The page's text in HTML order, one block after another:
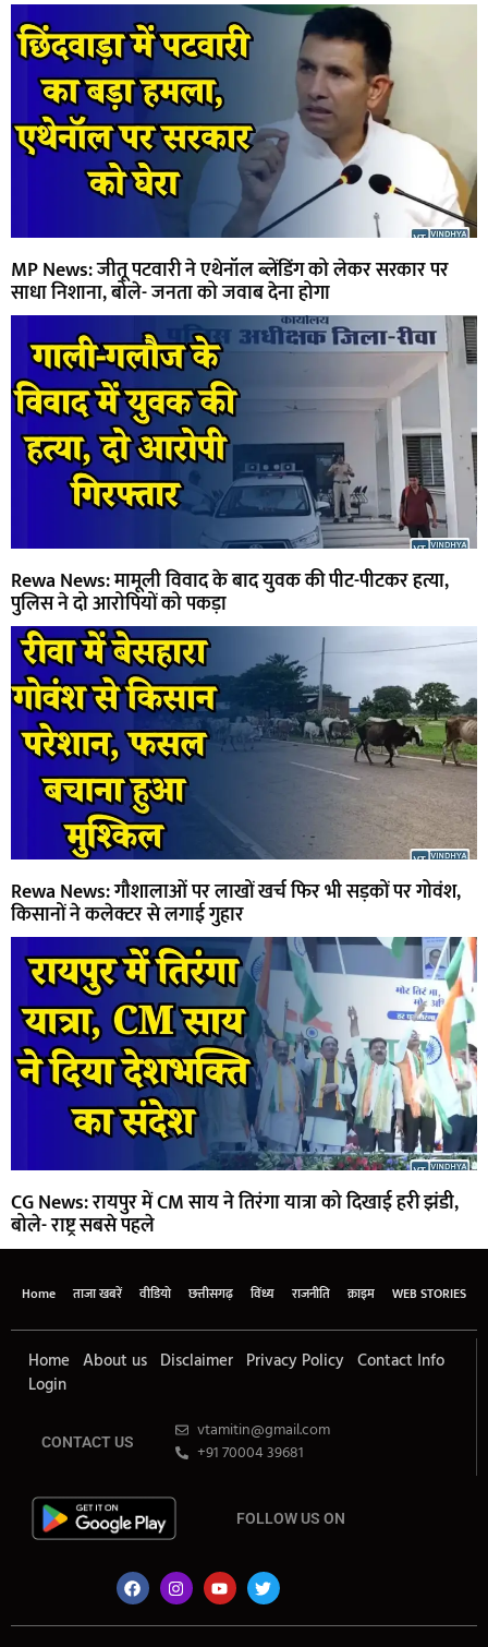
MP News: जीतू पटवारी ने एथेनॉल ब्लेंडिंग को लेकर सरकार पर
साधा निशाना, बोले- जनता को जवाब देना होगा
Rewa News: मामूली विवाद के बाद युवक की पीट-पीटकर हत्या,
पुलिस ने दो आरोपियों को पकड़ा
Rewa News: गौशालाओं पर लाखों खर्च फिर भी सड़कों पर गोवंश,
किसानों ने कलेक्टर से लगाई गुहार
CG News: रायपुर में CM साय ने तिरंगा यात्रा को दिखाई हरी झंडी,
बोले- राष्ट्र सबसे पहले
Home ताजा खबरें वीडियो छत्तीसगढ़ विंध्य राजनीति क्राइम WEB STORIES
Home About us Disclaimer Privacy Policy Contact Info
Login
CONTACT US
vtamitin@gmail.com
+91 70004 39681
FOLLOW US ON